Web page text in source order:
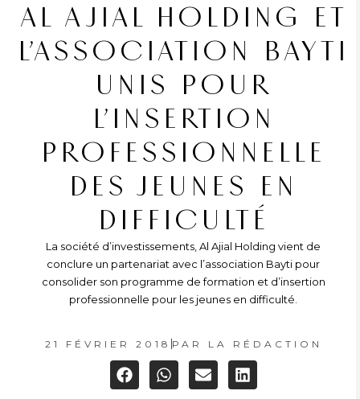
AL AJIAL HOLDING ET
L’ASSOCIATION BAYTI
UNIS POUR
L’INSERTION
PROFESSIONNELLE
DES JEUNES EN
DIFFICULTÉ
La société d’investissements, Al Ajial Holding vient de
conclure un partenariat avec l’association Bayti pour
consolider son programme de formation et d’insertion
professionnelle pour les jeunes en difficulté.
21 FÉVRIER 2018 PAR LA RÉDACTION